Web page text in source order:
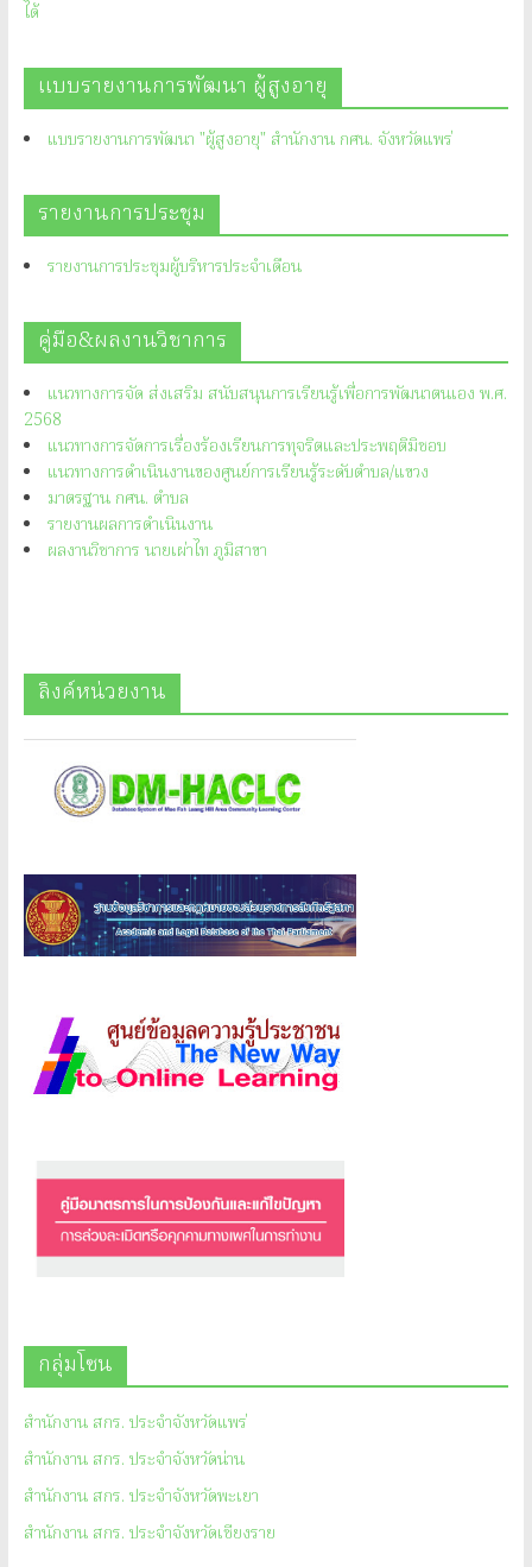
ได้
แบบรายงานการพัฒนา ผู้สูงอายุ
แบบรายงานการพัฒนา "ผู้สูงอายุ" สำนักงาน กศน. จังหวัดแพร่
รายงานการประชุม
รายงานการประชุมผู้บริหารประจำเดือน
คู่มือ&ผลงานวิชาการ
แนวทางการจัด ส่งเสริม สนับสนุนการเรียนรู้เพื่อการพัฒนาตนเอง พ.ศ.
2568
แนวทางการจัดการเรื่องร้องเรียนการทุจริตและประพฤติมิชอบ
แนวทางการดำเนินงานของศูนย์การเรียนรู้ระดับตำบล/แขวง
มาตรฐาน กศน. ตำบล
รายงานผลการดำเนินงาน
ผลงานวิชาการ นายเผ่าไท ภูมิสาขา
ลิงค์หน่วยงาน
กลุ่มโซน
สำนักงาน สกร. ประจำจังหวัดแพร่
สำนักงาน สกร. ประจำจังหวัดน่าน
สำนักงาน สกร. ประจำจังหวัดพะเยา
สำนักงาน สกร. ประจำจังหวัดเชียงราย